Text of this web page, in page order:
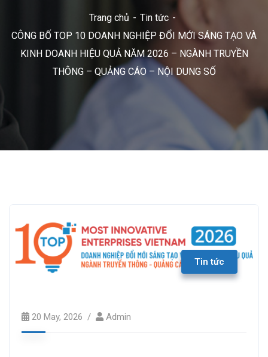
Trang chủ
Tin tức
CÔNG BỐ TOP 10 DOANH NGHIỆP ĐỔI MỚI SÁNG TẠO VÀ
KINH DOANH HIỆU QUẢ NĂM 2026 – NGÀNH TRUYỀN
THÔNG – QUẢNG CÁO – NỘI DUNG SỐ
Tin tức
20 May, 2026 Admin